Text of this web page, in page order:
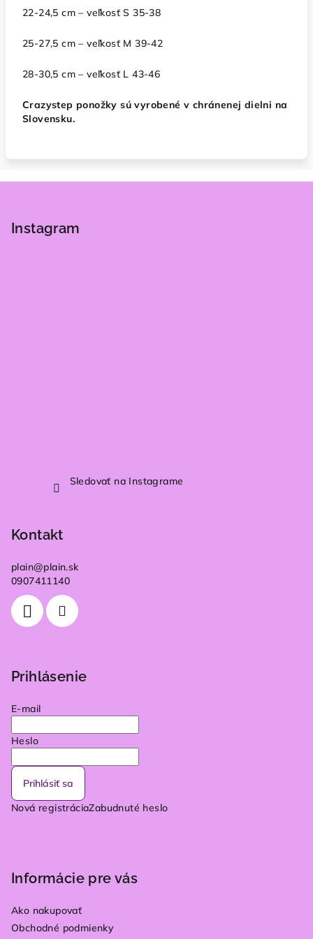
22-24,5 cm – veľkosť S 35-38
25-27,5 cm – veľkosť M 39-42
28-30,5 cm – veľkosť L 43-46
Crazystep ponožky sú vyrobené v chránenej dielni na
Slovensku.
Instagram
Sledovať na Instagrame
Kontakt
plain@plain.sk
0907411140
Prihlásenie
E-mail
Heslo
Prihlásiť sa
Nová registráciaZabudnuté heslo
Informácie pre vás
Ako nakupovať
Obchodné podmienky